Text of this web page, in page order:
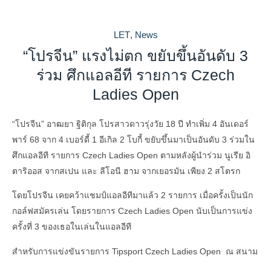
LET, News
“โปรจีน” แรงไม่ตก ขยับขึ้นอันดับ 3
ร่วม ศึกแอลอีที รายการ Czech
Ladies Open
“โปรจีน” อาฒยา ฐิติกุล โปรสาวดาวรุ่งวัย 18 ปี ทำเพิ่ม 4 อันเดอร์
พาร์ 68 จาก 4 เบอร์ดี้ 1 อีเกิล 2 โบกี้ ขยับขึ้นมาเป็นอันดับ 3 ร่วมใน
ศึกแอลอีที รายการ Czech Ladies Open ตามหลังผู้นำร่วม นูเรีย อิ
ตาริออส จากสเปน และ ลีโอนี ฮาม จากเยอรมัน เพียง 2 สโตรก
โดยโปรจีน เคยคว้าแชมป์แอลอีทีมาแล้ว 2 รายการ เมื่อครั้งเป็นนัก
กอล์ฟสมัครเล่น โดยรายการ Czech Ladies Open นับเป็นการแข่ง
ครั้งที่ 3 ของเธอในเล่นในแอลอีที
สำหรับการแข่งขันรายการ Tipsport Czech Ladies Open ณ สนาม